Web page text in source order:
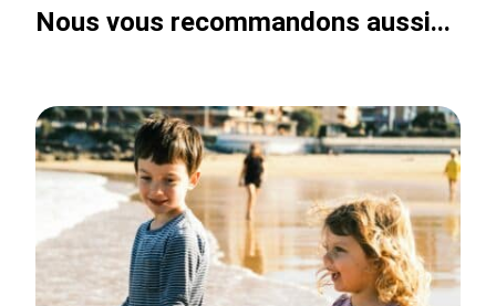
Nous vous recommandons aussi...